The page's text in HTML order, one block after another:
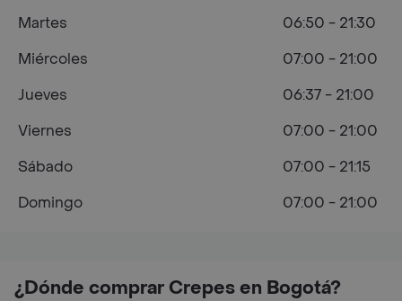
¿Dónde comprar Crepes en Bogotá?
Martes
06:50 - 21:30
Miércoles
07:00 - 21:00
Jueves
06:37 - 21:00
Viernes
07:00 - 21:00
Sábado
07:00 - 21:15
Domingo
07:00 - 21:00